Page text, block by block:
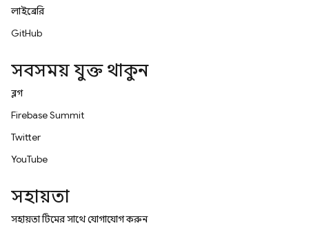
লাইব্রেরি
GitHub
সবসময় যুক্ত থাকুন
ব্লগ
Firebase Summit
Twitter
YouTube
সহায়তা
সহায়তা টিমের সাথে যোগাযোগ করুন